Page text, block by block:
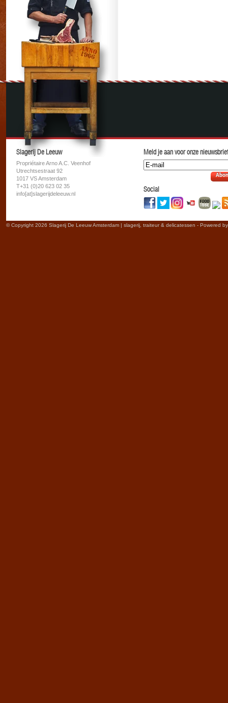
Slagerij De Leeuw
Propriétaire Arno A.C. Veenhof
Utrechtsestraat 92
1017 VS Amsterdam
T+31 (0)20 623 02 35
info[at]slagerijdeleeuw.nl
Meld je aan voor onze
Social
© Copyright 2026 Slagerij De Leeuw Amsterdam | slagerij, traiteur & delicatessen - Powered